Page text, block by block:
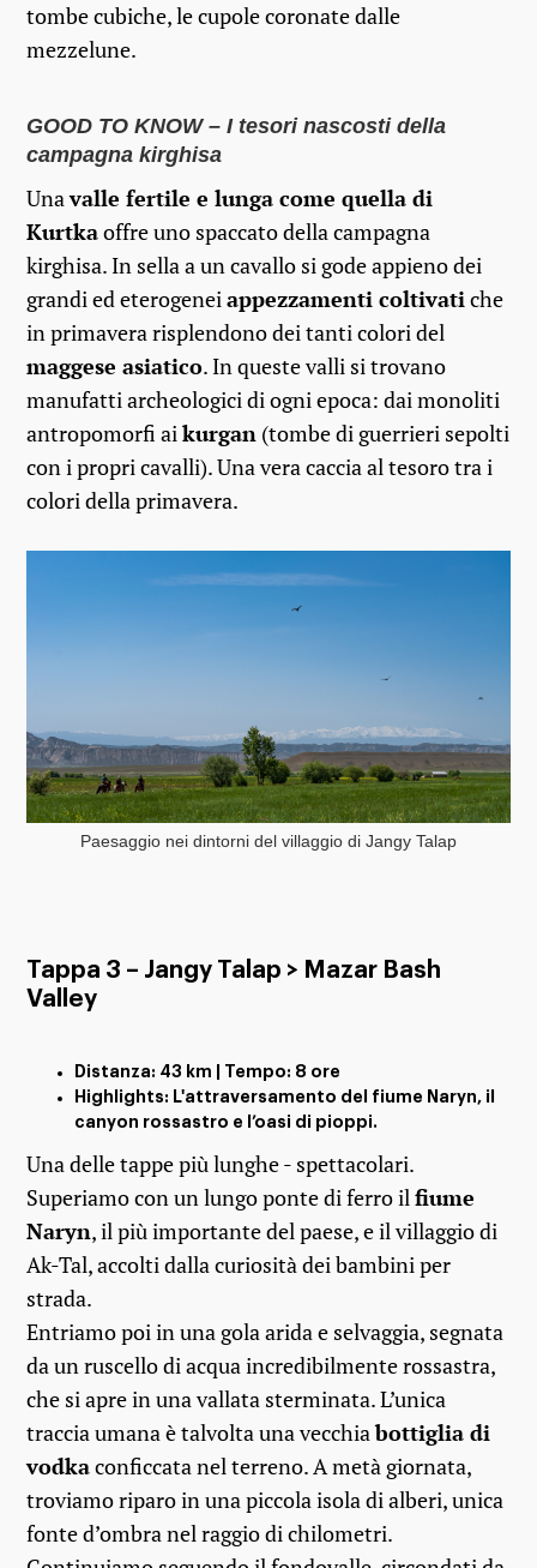
tombe cubiche, le cupole coronate dalle
mezzelune.
GOOD TO KNOW – I tesori nascosti della
campagna kirghisa
Unavalle fertile e lunga come quella di
Kurtkaoffre uno spaccato della campagna
kirghisa. In sella a un cavallo si gode appieno dei
grandi ed eterogeneiappezzamenti coltivatiche
in primavera risplendono dei tanti colori del
maggese asiatico. In queste valli si trovano
manufatti archeologici di ogni epoca: dai monoliti
antropomorfi aikurgan (tombe di guerrieri sepolti
con i propri cavalli). Una vera caccia al tesoro tra i
colori della primavera.
Paesaggio nei dintorni del villaggio di Jangy Talap
Tappa 3 – Jangy Talap > Mazar Bash
Valley
Distanza: 43 km | Tempo: 8 ore
Highlights: L'attraversamento del fiume Naryn, il
canyon rossastro e l’oasi di pioppi.
Una delle tappe più lunghe - spettacolari.
Superiamo con un lungo ponte di ferro ilfiume
Naryn, il più importante del paese, e il villaggio di
Ak-Tal, accolti dalla curiosità dei bambini per
strada.
Entriamo poi in una gola arida e selvaggia, segnata
da un ruscello di acqua incredibilmente rossastra,
che si apre in una vallata sterminata. L’unica
traccia umana è talvolta una vecchiabottiglia di
vodkaconficcata nel terreno. A metà giornata,
troviamo riparo in una piccola isola di alberi, unica
fonte d’ombra nel raggio di chilometri.